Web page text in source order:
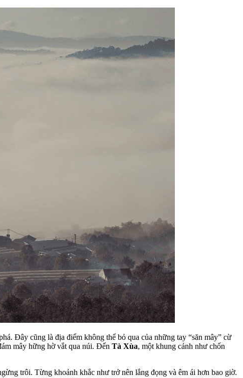
Đây cũng là địa điểm không thể bỏ qua của những tay “săn mây” cừ
mây hững hờ vắt qua núi. Đến Tà Xùa, một khung cảnh như chốn
trôi. Từng khoảnh khắc như trở nên lắng đọng và êm ái hơn bao giờ.